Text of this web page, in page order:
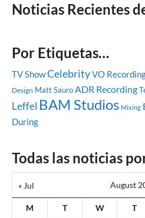
Noticias Recientes
Por Etiquetas…
TV ShowCelebrityVO
Design Matt SauroADR Recording
Leffel BAM Studios Mixing
During
Todas las noticias
August
M T W T
« Jul